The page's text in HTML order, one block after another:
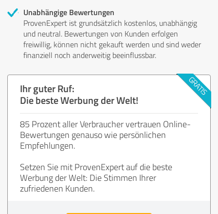
Unabhängige Bewertungen
ProvenExpert ist grundsätzlich kostenlos, unabhängig
und neutral. Bewertungen von Kunden erfolgen
freiwillig, können nicht gekauft werden und sind weder
finanziell noch anderweitig beeinflussbar.
Ihr guter Ruf:
Die beste Werbung der Welt!
85 Prozent aller Verbraucher vertrauen Online-
Bewertungen genauso wie persönlichen
Empfehlungen.
Setzen Sie mit ProvenExpert auf die beste
Werbung der Welt: Die Stimmen Ihrer
zufriedenen Kunden.